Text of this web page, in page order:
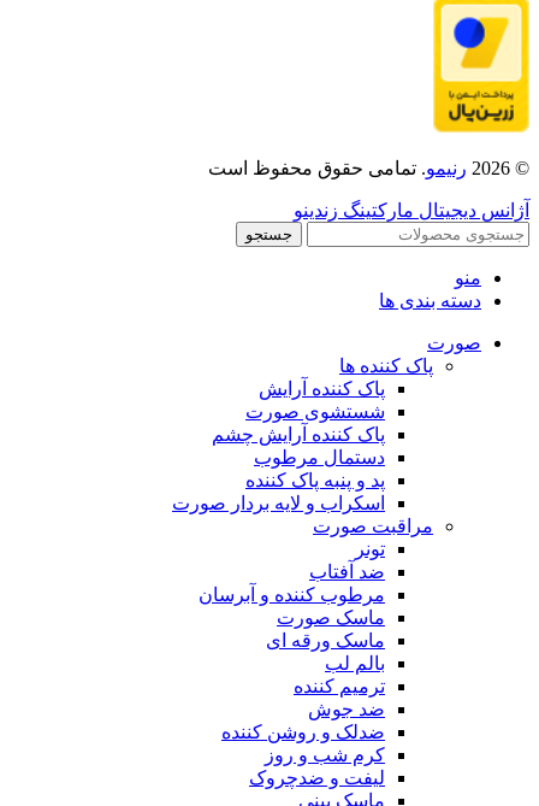
© 2026 رنیمو. تمامی حقوق محفوظ است
آژانس دیجیتال مارکتینگ زندینو
جستجو
منو
دسته بندی ها
صورت
پاک کننده ها
پاک کننده آرایش
شستشوی صورت
پاک کننده آرایش چشم
دستمال مرطوب
پد و پنبه پاک کننده
اسکراب و لایه بردار صورت
مراقبت صورت
تونر
ضد آفتاب
مرطوب کننده و آبرسان
ماسک صورت
ماسک ورقه ای
بالم لب
ترمیم کننده
ضد جوش
ضدلک و روشن کننده
کرم شب و روز
لیفت و ضدچروک
ماسک بینی